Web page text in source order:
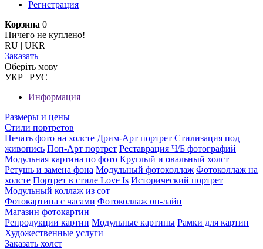
Регистрация
Корзина 0
Ничего не куплено!
RU | UKR
Заказать
Оберiть мову
УКР | РУС
Информация
Размеры и цены
Стили портретов
Печать фото на холсте Дрим-Арт портрет Стилизация под
живопись Поп-Арт портрет Реставрация Ч/Б фотографий
Модульная картина по фото Круглый и овальный холст
Ретушь и замена фона Модульный фотоколлаж Фотоколлаж на
холсте Портрет в стиле Love Is Исторический портрет
Модульный коллаж из сот
Фотокартина с часами Фотоколлаж он-лайн
Магазин фотокартин
Репродукции картин Модульные картины Рамки для картин
Художественные услуги
Заказать холст